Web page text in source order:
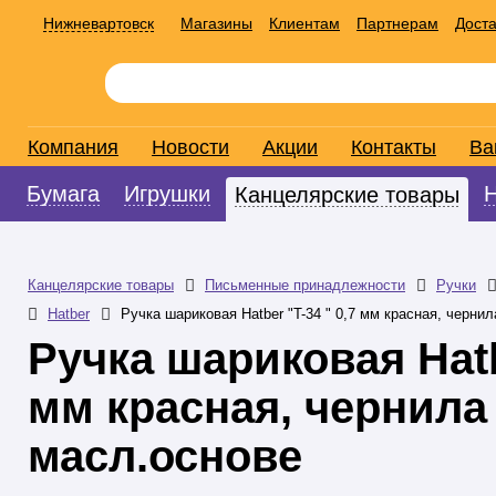
Нижневартовск Магазины Клиентам Партнерам
Компания Новости Акции Контакты
Бумага Игрушки Канцелярские товары
Канцелярские товары Письменные принадлежности
Ручки
Hatber
Ручка шариковая Hatber "T-34 " 0,7 мм красная,
Ручка шариковая
мм красная, чернила
масл.основе